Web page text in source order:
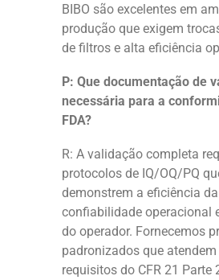
BIBO são excelentes em
produção que exigem
de filtros e alta eficiência
P: Que documentação de
necessária para a
FDA?
R: A validação completa
protocolos de IQ/OQ/PQ
demonstrem a eficiência
confiabilidade operacional
do operador. Fornecemos
padronizados que
requisitos do CFR 21 Parte